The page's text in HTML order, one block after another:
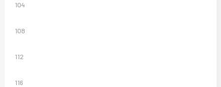
104
108
112
116